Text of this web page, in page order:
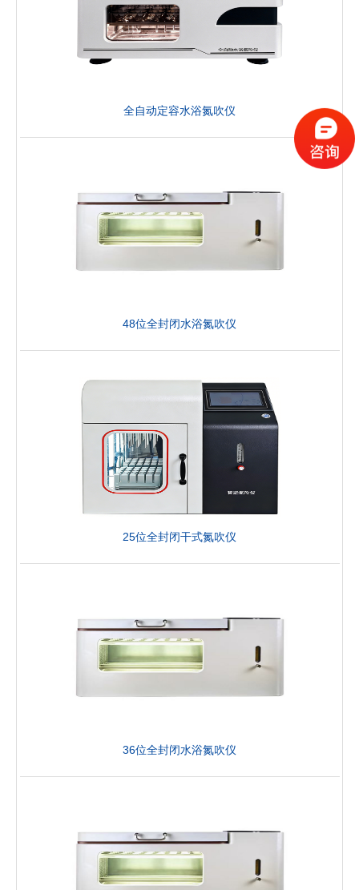
全自动定容水浴氮吹仪
48位全封闭水浴氮吹仪
25位全封闭干式氮吹仪
36位全封闭水浴氮吹仪